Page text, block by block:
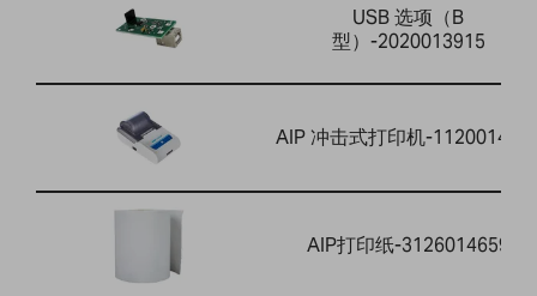
USB 选项（B
型）-2020013915
AIP 冲击式打印机-
AIP打印纸-3126014659